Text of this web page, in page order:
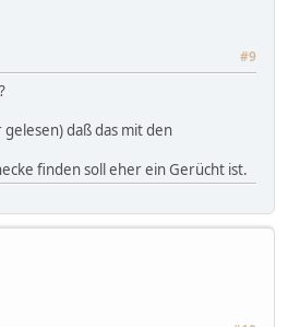
#9
daß das mit den
finden soll eher ein Gerücht ist.